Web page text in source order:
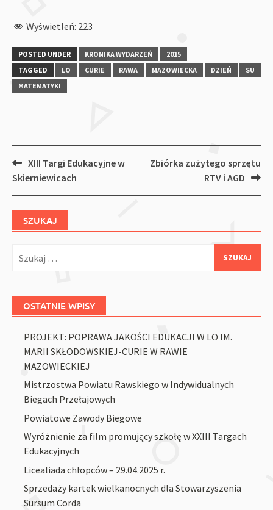
Wyświetleń: 223
POSTED UNDER KRONIKA WYDARZEŃ
2015
TAGGED
LO CURIE RAWA MAZOWIECKA DZIEŃ
SU
MATEMATYKI
Post
navigation
XIII Targi Edukacyjne w
Skierniewicach
Zbiórka zużytego sprzętu
RTV i AGD
SZUKAJ
OSTATNIE WPISY
PROJEKT: POPRAWA JAKOŚCI EDUKACJI W LO IM.
MARII SKŁODOWSKIEJ-CURIE W RAWIE
MAZOWIECKIEJ
Mistrzostwa Powiatu Rawskiego w Indywidualnych
Biegach Przełajowych
Powiatowe Zawody Biegowe
Wyróżnienie za film promujący szkołę w XXIII Targach
Edukacyjnych
Licealiada chłopców – 29.04.2025 r.
Sprzedaży kartek wielkanocnych dla Stowarzyszenia
Sursum Corda